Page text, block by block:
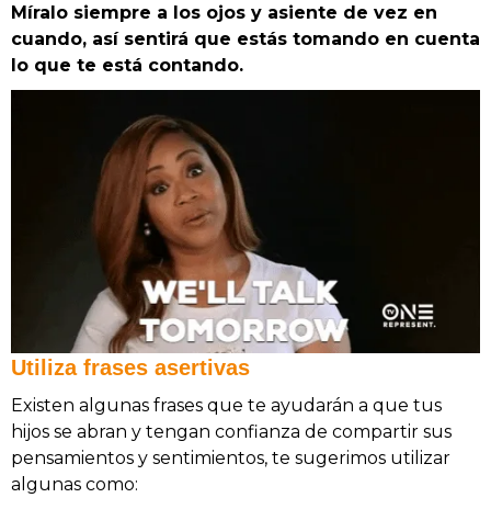
Míralo siempre a los ojos y asiente de vez en
cuando, así sentirá que estás tomando en cuenta
lo que te está contando.
Utiliza frases asertivas
Existen algunas frases que te ayudarán a que tus
hijos se abran y tengan confianza de compartir sus
pensamientos y sentimientos, te sugerimos utilizar
algunas como: